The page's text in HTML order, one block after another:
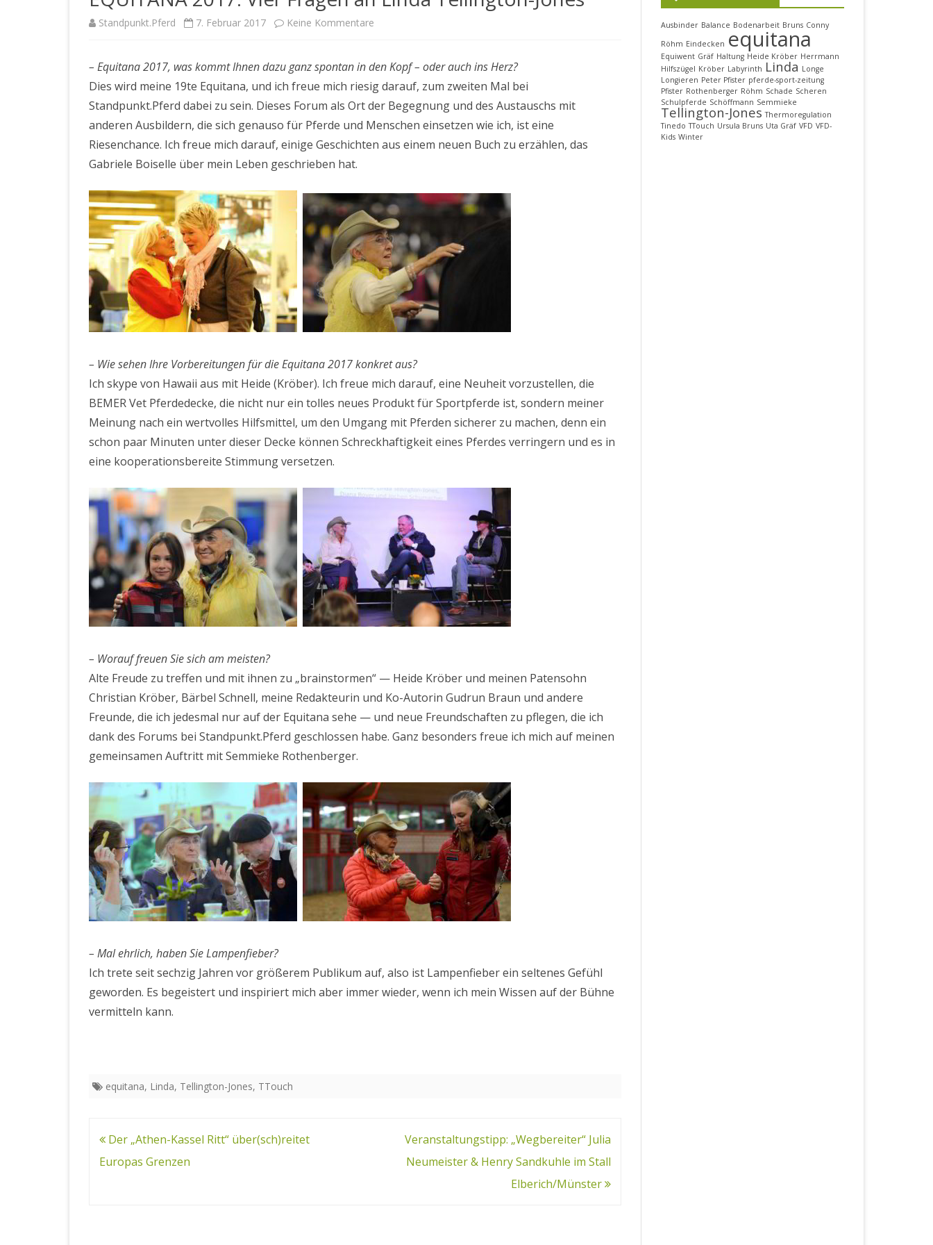
SAMSTAG, 11. MÄRZ
SONNTAG, 12. MÄRZ
MONTAG, 13. MÄRZ
DIENSTAG, 14. MÄRZ
MITTWOCH, 15. MÄRZ
WANN & WO
UNSERE STANDGEMEINSCHAFT
PROJEKTMITGLIEDER 2019
DAS WAR’S 2017
WANN & WO
UNSERE STANDGEMEINSCHAFT
PROJEKTMITGLIEDER 2017
EQUITANA 2015
Standpunkt.Pferd 7. Februar 2017 Keine Kommentare
2017:
Vier
Fragen
an
Tellington-
Jones
– Equitana 2017, was kommt Ihnen dazu ganz spontan in den Kopf – oder auch ins Herz?
Dies wird meine 19te Equitana, und ich freue mich riesig darauf, zum zweiten Mal bei
Standpunkt.Pferd dabei zu sein. Dieses Forum als Ort der Begegnung und des Austauschs mit
anderen Ausbildern, die sich genauso für Pferde und Menschen einsetzen wie ich, ist eine
Riesenchance. Ich freue mich darauf, einige Geschichten aus einem neuen Buch zu erzählen, das
Gabriele Boiselle über mein Leben geschrieben hat.
– Wie sehen Ihre Vorbereitungen für die Equitana 2017 konkret aus?
Ich skype von Hawaii aus mit Heide (Kröber). Ich freue mich darauf, eine Neuheit vorzustellen, die
BEMER Vet Pferdedecke, die nicht nur ein tolles neues Produkt für Sportpferde ist, sondern meiner
Meinung nach ein wertvolles Hilfsmittel, um den Umgang mit Pferden sicherer zu machen, denn ein
schon paar Minuten unter dieser Decke können Schreckhaftigkeit eines Pferdes verringern und es in
eine kooperationsbereite Stimmung versetzen.
– Worauf freuen Sie sich am meisten?
Alte Freude zu treffen und mit ihnen zu „brainstormen“ — Heide Kröber und meinen Patensohn
Christian Kröber, Bärbel Schnell, meine Redakteurin und Ko-Autorin Gudrun Braun und andere
Freunde, die ich jedesmal nur auf der Equitana sehe — und neue Freundschaften zu pflegen, die ich
dank des Forums bei Standpunkt.Pferd geschlossen habe. Ganz besonders freue ich mich auf meinen
gemeinsamen Auftritt mit Semmieke Rothenberger.
– Mal ehrlich, haben Sie Lampenfieber?
Ich trete seit sechzig Jahren vor größerem Publikum auf, also ist Lampenfieber ein seltenes Gefühl
geworden. Es begeistert und inspiriert mich aber immer wieder, wenn ich mein Wissen auf der Bühne
vermitteln kann.
equitana, Linda, Tellington-Jones, TTouch
Beitragsnavigation
Der „Athen-Kassel Ritt“ über(sch)reitet
Europas Grenzen
Veranstaltungstipp: „Wegbereiter“ Julia
Neumeister & Henry Sandkuhle im Stall
Elberich/Münster
Ausbinder Balance Bodenarbeit Bruns Conny
Röhm Eindecken equitana
Equiwent Gräf Haltung Heide Kröber Herrmann
Hilfszügel Kröber Labyrinth Linda Longe
Longieren Peter Pfister pferde-sport-zeitung
Pfister Rothenberger Röhm Schade Scheren
Schulpferde Schöffmann Semmieke
Tellington-Jones Thermoregulation
Tinedo TTouch Ursula Bruns Uta Gräf VFD VFD-
Kids Winter